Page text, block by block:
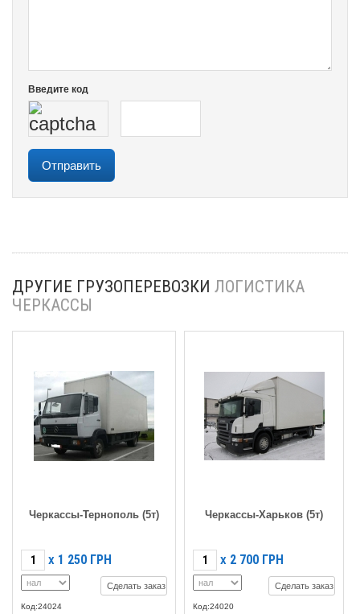
Введите код
ДРУГИЕ ГРУЗОПЕРЕВОЗКИ ЛОГИСТИКА
ЧЕРКАССЫ
Черкассы-Тернополь (5т)
X 1 250 ГРН
Сделать заказ
Код:24024
Черкассы-Харьков (5т)
X 2 700 ГРН
Сделать заказ
Код:24020